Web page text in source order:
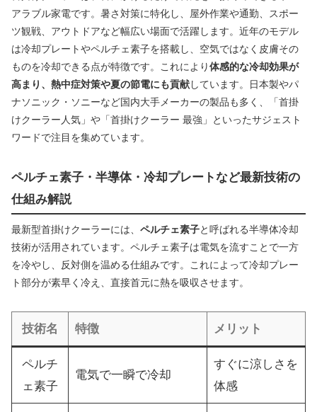
アラブル家電です。暑さ対策に特化し、屋外作業や通勤、スポー
ツ観戦、アウトドアなど幅広い場面で活躍します。近年のモデル
は冷却プレートやペルチェ素子を搭載し、空気ではなく皮膚その
ものを冷却できる点が特徴です。これにより体感的な冷却効果が
高まり、熱中症対策や夏の節電にも貢献しています。日本製やパ
ナソニック・ソニーなど国内大手メーカーの製品も多く、「首掛
けクーラー人気」や「首掛けクーラー 最強」といったサジェスト
ワードで注目を集めています。
ペルチェ素子・半導体・冷却プレートなど最新技術の
仕組み解説
最新型首掛けクーラーには、 ペルチェ素子と呼ばれる半導体冷却
技術が活用されています。ペルチェ素子は電気を流すことで一方
を冷やし、反対側を温める仕組みです。これによって冷却プレー
ト部分が素早く冷え、直接首元に熱を吸収させます。
技術名 特徴 メリット
ペルチ
ェ素子
電気で一瞬で冷却
すぐに涼しさを
体感